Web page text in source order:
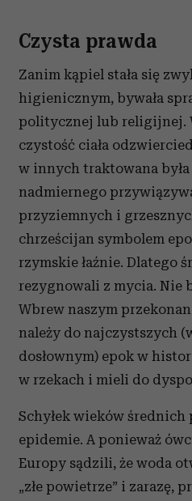
Czysta prawda
Zanim kąpiel stała się
higienicznym, bywała
politycznej lub religijnej.
czystość ciała
w innych traktowana
nadmiernego
przyziemnych i
chrześcijan symbolem
rzymskie łaźnie. Dlatego
rezygnowali z mycia. Nie
Wbrew naszym
należy do najczystszych
dosłownym) epok w
w rzekach i mieli do
Schyłek wieków średnich
epidemie. A ponieważ
Europy sądzili, że woda
„złe powietrze” i zarazę,